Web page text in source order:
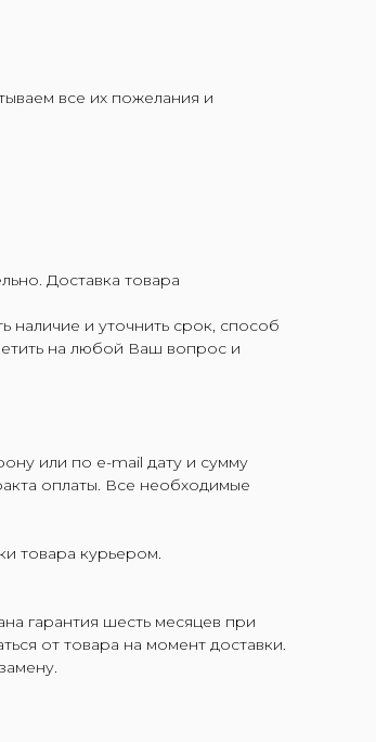
все их пожелания и
Доставка товара
и уточнить срок, способ
на любой Ваш вопрос и
или по e-mail дату и сумму
оплаты. Все необходимые
товара курьером.
гарантия шесть месяцев при
от товара на момент доставки.